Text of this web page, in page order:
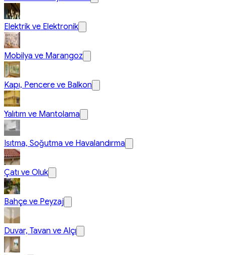
Elektrik ve Elektronik
Mobilya ve Marangoz
Kapı, Pencere ve Balkon
Yalıtım ve Mantolama
Isıtma, Soğutma ve Havalandırma
Çatı ve Oluk
Bahçe ve Peyzaj
Duvar, Tavan ve Alçı